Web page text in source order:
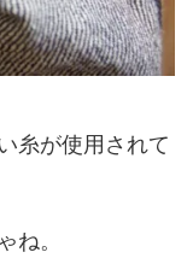
糸が使用されて
ね。